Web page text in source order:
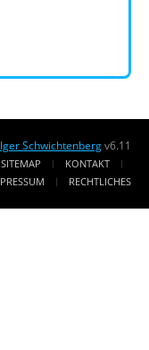
Schwichtenbergv6.11
SITEMAP
KONTAKT
RECHTLICHES